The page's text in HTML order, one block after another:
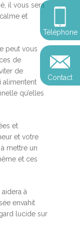
il vous sera
et
peut vous
de
de
alimentent
qu’elles
et
et votre
mettre un
et ces
à
envahit
lucide sur
Téléphone
Contact
Devenir praticien en
de pleine conscience
votre
impact
Conférences
Révelez votre
votre impact
et
Presse et médias